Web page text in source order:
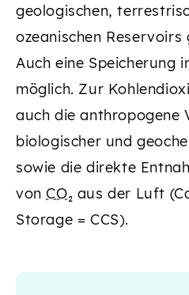
geologischen,
ozeanischen
Auch eine Speicherung
möglich. Zur
auch die anthropogene
biologischer und
sowie die direkte
vonCO₂ aus der Luft
Storage = CCS).